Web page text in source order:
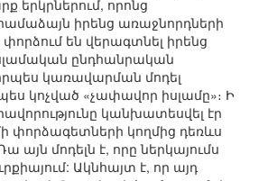
երկրներում, որոնց
համաձայն իրենց առաջնորդների
են վերագտնել իրենց
ընդհանրական
որպես կառավարման մոդել
կոչված «չափավոր իսլամը»։ Ի
կանխատեսվել էր
փորձագետների կողմից դեռևս
այն մոդելն է, որը ներկայումս
Ակնհայտ է, որ այդ